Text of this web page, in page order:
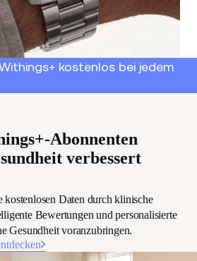
kostenlos bei jedem
Abonnenten
verbessert
kostenlosen Daten durch klinische
Bewertungen und personalisierte
Gesundheit voranzubringen.